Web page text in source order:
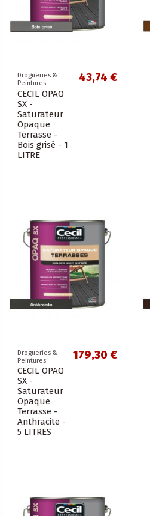
Drogueries &
Peintures
CECIL OPAQ
SX -
Saturateur
Opaque
Terrasse -
Bois grisé - 1
LITRE
43,74 €
Drogueries &
Peintures
CECIL OPAQ
SX -
Saturateur
Opaque
Terrasse -
Anthracite -
5 LITRES
179,30 €